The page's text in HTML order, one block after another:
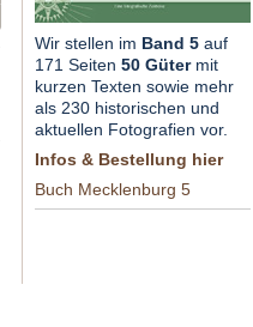
Wir stellen im Band 5auf
171 Seiten 50 Gütermit
kurzen Texten sowie mehr
als 230 historischen und
aktuellen Fotografien vor.
Infos & Bestellung hier
Buch Mecklenburg 5